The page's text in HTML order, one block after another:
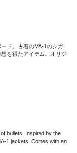
ド。古着のMA-1のシガ
を得たアイテム。オリジ
bullets. Inspired by the
1 jackets. Comes with an